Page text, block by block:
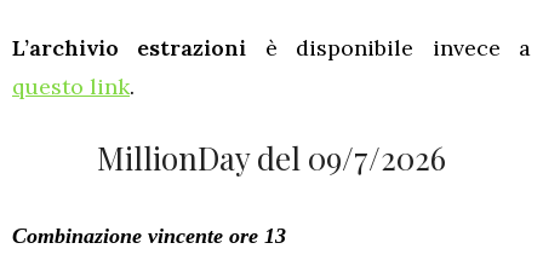
L’archivio estrazioni è disponibile invece a
questo link.
MillionDay del 09/7/2026
Combinazione vincente ore 13